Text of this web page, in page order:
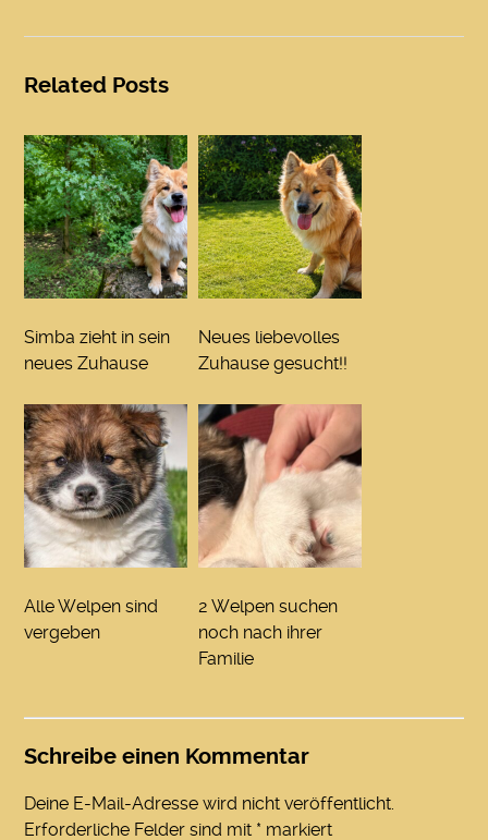
Related Posts
Simba zieht in sein
neues Zuhause
Neues liebevolles
Zuhause gesucht!!
Alle Welpen sind
vergeben
2 Welpen suchen
noch nach ihrer
Familie
Schreibe einen Kommentar
Deine E-Mail-Adresse wird nicht veröffentlicht.
Erforderliche Felder sind mit * markiert